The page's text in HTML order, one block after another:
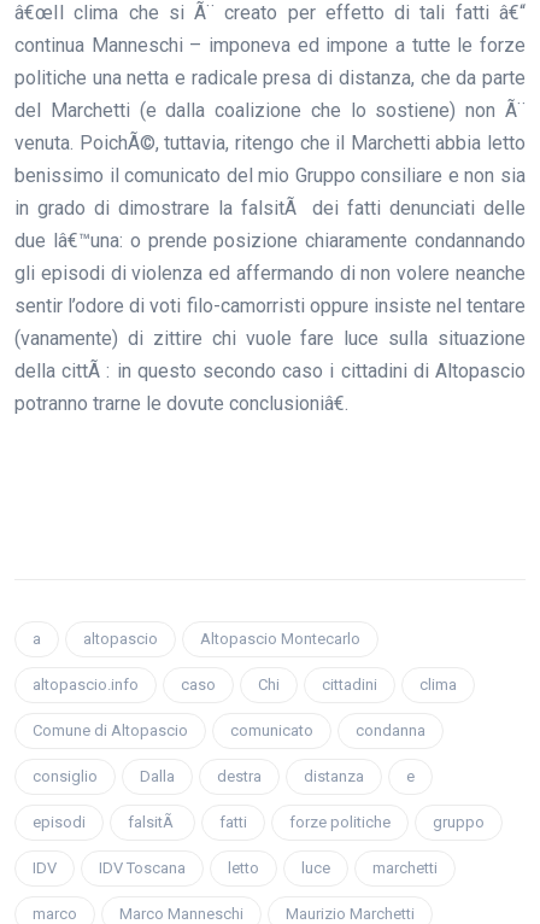
â€œIl clima che si Ã¨ creato per effetto di tali fatti â€“
continua Manneschi – imponeva ed impone a tutte le forze
politiche una netta e radicale presa di distanza, che da parte
del Marchetti (e dalla coalizione che lo sostiene) non Ã¨
venuta. PoichÃ©, tuttavia, ritengo che il Marchetti abbia letto
benissimo il comunicato del mio Gruppo consiliare e non sia
in grado di dimostrare la falsitÃ dei fatti denunciati delle
due lâ€™una: o prende posizione chiaramente condannando
gli episodi di violenza ed affermando di non volere neanche
sentir l’odore di voti filo-camorristi oppure insiste nel tentare
(vanamente) di zittire chi vuole fare luce sulla situazione
della cittÃ : in questo secondo caso i cittadini di Altopascio
potranno trarne le dovute conclusioniâ€.
a altopascio Altopascio Montecarlo
altopascio.info caso Chi cittadini clima
Comune di Altopascio comunicato condanna
consiglio Dalla destra distanza e
episodi falsitÃ fatti forze politiche gruppo
IDV IDV Toscana letto luce marchetti
marco Marco Manneschi Maurizio Marchetti